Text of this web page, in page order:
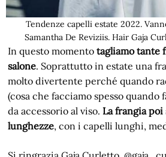
Tendenze capelli estate 2022.
Samantha De Reviziis. Hair Gaja
In questo momentotagliamo tante
salone. Soprattutto in estate una
molto divertente perché quando
(cosa che facciamo spesso quando
da accessorio al viso.La frangia
lunghezze, con i capelli lunghi,